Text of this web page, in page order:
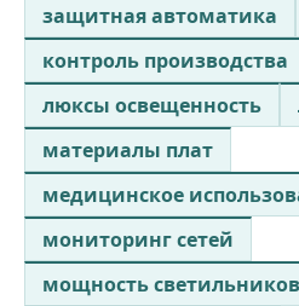
защитная автоматика
контроль производства
люксы освещенность
материалы плат
медицинское
мониторинг сетей
мощность светильников